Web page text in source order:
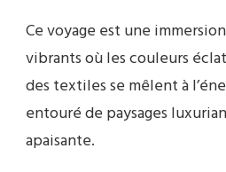
Ce voyage est une
vibrants où les couleurs
des textiles se mêlent à
entouré de paysages
apaisante.